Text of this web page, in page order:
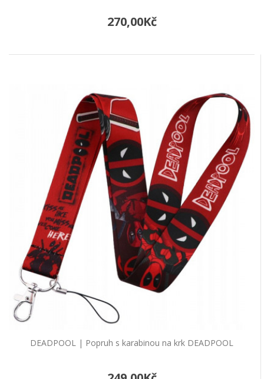
270,00Kč
DEADPOOL | Popruh s karabinou na krk DEADPOOL